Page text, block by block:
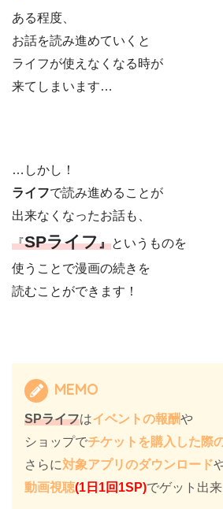
ある程度、
お話を読み進めていくと
ライフが使えなくなる時が
来てしまいます…
…しかし！
ライフで読み進めることが
出来なくなったお話も、
『SPライフ』というものを
使うことで漫画の続きを
読むことができます！
MEMO
SPライフはイベントの報酬や
ショップでチケットを購入した際
さらに対象アプリのダウンロード
動画視聴(1日1回1SP)でゲット出来